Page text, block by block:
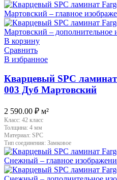
В корзину
Сравнить
В избранное
Кварцевый SPC
003 Дуб Мартовский
2 590.00 ₽ м²
Класс: 42 класс
Толщина: 4 мм
Материал: SPC
Тип соединения: Замковое